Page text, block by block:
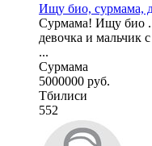
Ищу био, сурмама,
Сурмама! Ищу био .
девочка и мальчик
...
Сурмама
5000000 руб.
Тбилиси
552